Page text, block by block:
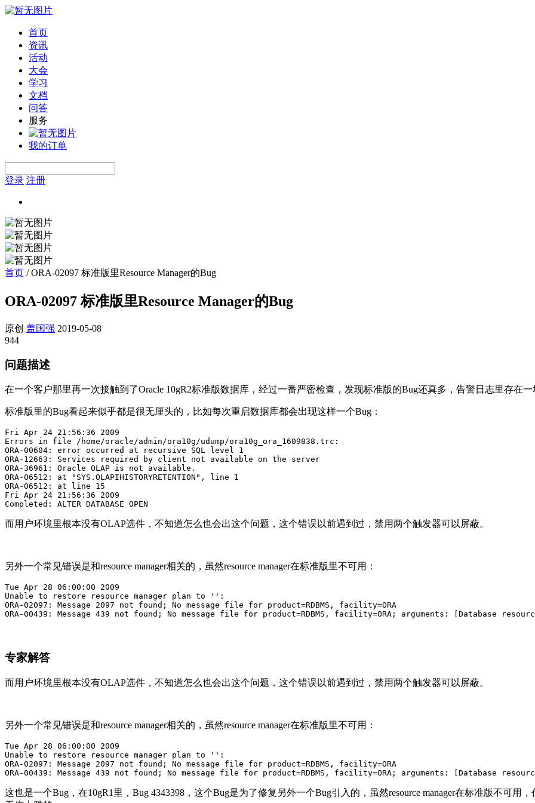
首页
资讯
活动
大会
学习
文档
问答
服务
我的订单
登录 注册
首页 /ORA-02097 标准版里Resource Manager的Bug
ORA-02097 标准版里Resource Manager的Bug
原创 盖国强 2019-05-08
944
问题描述
在一个客户那里再一次接触到了Oracle 10gR2标准版数据库，经过一番严密检查，发现标准版的Bug还真多，告警日志里存在一
标准版里的Bug看起来似乎都是很无厘头的，比如每次重启数据库都会出现这样一个Bug：
Fri Apr 24 21:56:36 2009
Errors in file /home/oracle/admin/ora10g/udump/ora10g_ora_1609838.trc:
ORA-00604: error occurred at recursive SQL level 1
ORA-12663: Services required by client not available on the server
ORA-36961: Oracle OLAP is not available.
ORA-06512: at "SYS.OLAPIHISTORYRETENTION", line 1
ORA-06512: at line 15
Fri Apr 24 21:56:36 2009
Completed: ALTER DATABASE OPEN
而用户环境里根本没有OLAP选件，不知道怎么也会出这个问题，这个错误以前遇到过，禁用两个触发器可以屏蔽。
另外一个常见错误是和resource manager相关的，虽然resource manager在标准版里不可用：
Tue Apr 28 06:00:00 2009
Unable to restore resource manager plan to '':
ORA-02097: Message 2097 not found; No message file for product=RDBMS, facility=ORA
ORA-00439: Message 439 not found; No message file for product=RDBMS, facility=ORA; arguments: [Database
专家解答
而用户环境里根本没有OLAP选件，不知道怎么也会出这个问题，这个错误以前遇到过，禁用两个触发器可以屏蔽。
另外一个常见错误是和resource manager相关的，虽然resource manager在标准版里不可用：
Tue Apr 28 06:00:00 2009
Unable to restore resource manager plan to '':
ORA-02097: Message 2097 not found; No message file for product=RDBMS, facility=ORA
ORA-00439: Message 439 not found; No message file for product=RDBMS, facility=ORA; arguments: [Database
这也是一个Bug，在10gR1里，Bug 4343398，这个Bug是为了修复另外一个Bug引入的，虽然resource manager在标准版不可